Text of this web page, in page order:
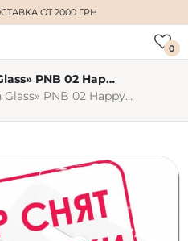
ОТ 2000 ГРН
0
Фольга «Broken Glass» PNB 02 Happy Rainbow
Фольга «Broken Glass» PNB 02 Happy Rainbow